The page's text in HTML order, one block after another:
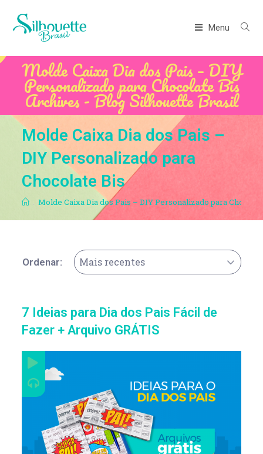
Menu
Molde Caixa Dia dos Pais – DIY
Personalizado para Chocolate Bis
Archives - Blog Silhouette Brasil
Molde Caixa Dia dos Pais –
DIY Personalizado para
Chocolate Bis
. Molde Caixa Dia dos Pais – DIY Personalizado para
Ordenar: Mais recentes
7 Ideias para Dia dos Pais Fácil de
Fazer + Arquivo GRÁTIS